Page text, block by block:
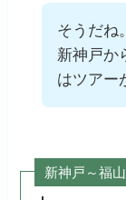
そうだね。
新神戸か
はツアー
新神戸～福